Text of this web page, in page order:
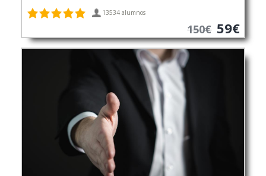
13534 alumnos
150€ 59€